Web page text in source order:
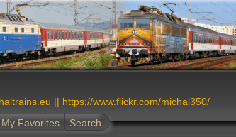
|| https://www.flickr.com/michal350/
My Favorites Search